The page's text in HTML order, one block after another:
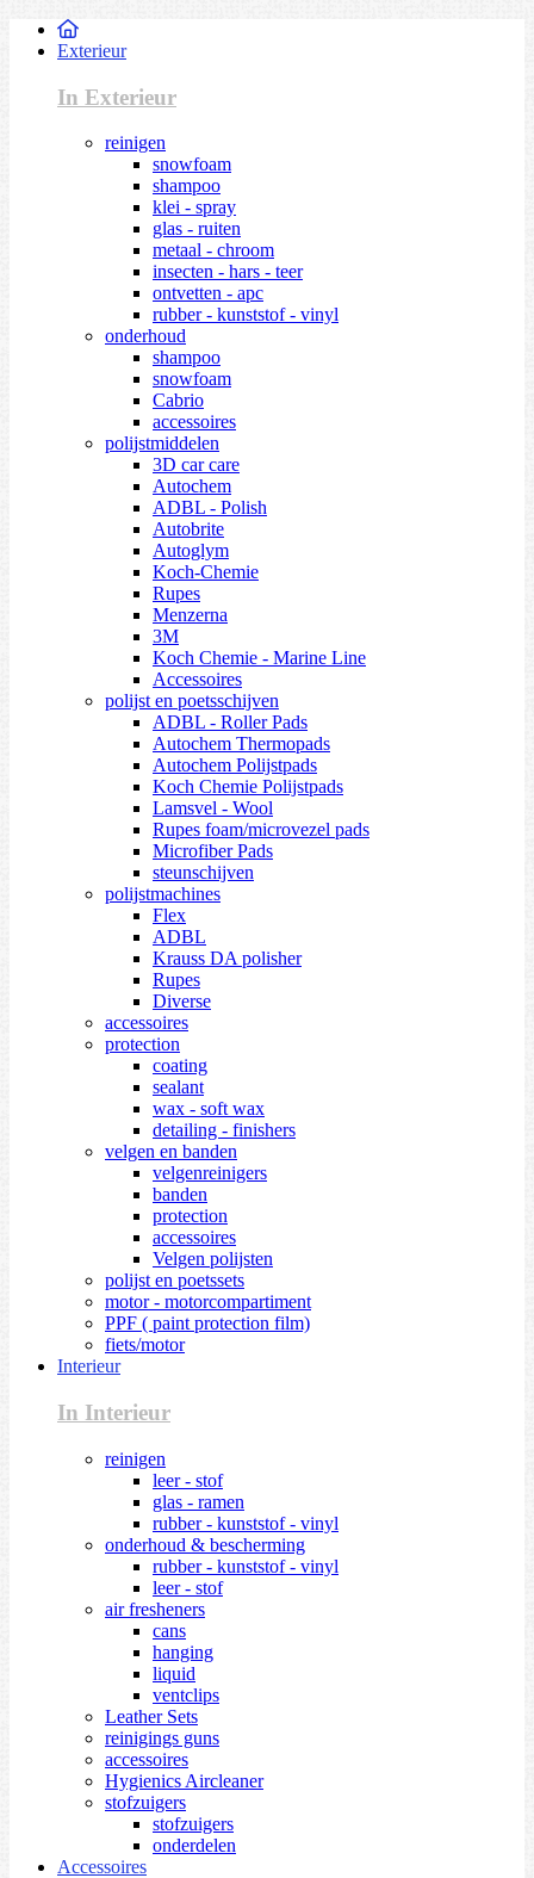
Exterieur
In Exterieur
reinigen
snowfoam
shampoo
klei - spray
glas - ruiten
metaal - chroom
insecten - hars - teer
ontvetten - apc
rubber - kunststof - vinyl
onderhoud
shampoo
snowfoam
Cabrio
accessoires
polijstmiddelen
3D car care
Autochem
ADBL - Polish
Autobrite
Autoglym
Koch-Chemie
Rupes
Menzerna
3M
Koch Chemie - Marine Line
Accessoires
polijst en poetsschijven
ADBL - Roller Pads
Autochem Thermopads
Autochem Polijstpads
Koch Chemie Polijstpads
Lamsvel - Wool
Rupes foam/microvezel pads
Microfiber Pads
steunschijven
polijstmachines
Flex
ADBL
Krauss DA polisher
Rupes
Diverse
accessoires
protection
coating
sealant
wax - soft wax
detailing - finishers
velgen en banden
velgenreinigers
banden
protection
accessoires
Velgen polijsten
polijst en poetssets
motor - motorcompartiment
PPF ( paint protection film)
fiets/motor
Interieur
In Interieur
reinigen
leer - stof
glas - ramen
rubber - kunststof - vinyl
onderhoud & bescherming
rubber - kunststof - vinyl
leer - stof
air fresheners
cans
hanging
liquid
ventclips
Leather Sets
reinigings guns
accessoires
Hygienics Aircleaner
stofzuigers
stofzuigers
onderdelen
Accessoires